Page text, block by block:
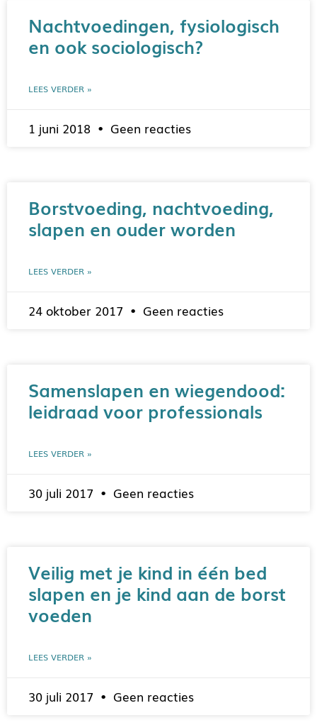
Nachtvoedingen, fysiologisch
en ook sociologisch?
LEES VERDER »
1 juni 2018 Geen reacties
Borstvoeding, nachtvoeding,
slapen en ouder worden
LEES VERDER »
24 oktober 2017 Geen reacties
Samenslapen en wiegendood:
leidraad voor professionals
LEES VERDER »
30 juli 2017 Geen reacties
Veilig met je kind in één bed
slapen en je kind aan de borst
voeden
LEES VERDER »
30 juli 2017 Geen reacties